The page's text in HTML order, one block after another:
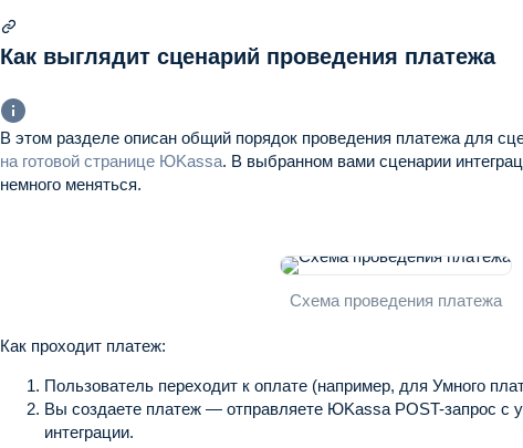
Как выглядит сценарий проведения платежа
В этом разделе описан общий порядок проведения платежа для
на готовой странице ЮKassa. В выбранном вами сценарии
немного меняться.
Схема проведения платежа
Как проходит платеж:
Пользователь переходит к оплате (например, для Умного
Вы создаете платеж — отправляете ЮKassa POST-запрос с
интеграции.